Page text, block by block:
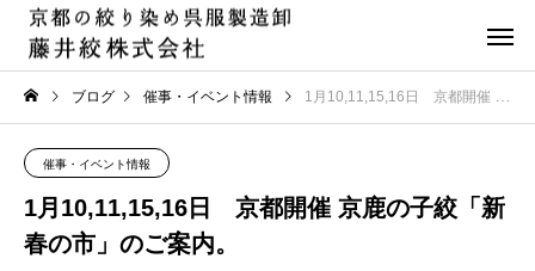
ブログ 催事・イベント情報 1月10,11,15,16日 京都開催 京鹿の子絞「新春の市」のご案内。
催事・イベント情報
1月10,11,15,16日 京都開催 京鹿の子絞「新
春の市」のご案内。